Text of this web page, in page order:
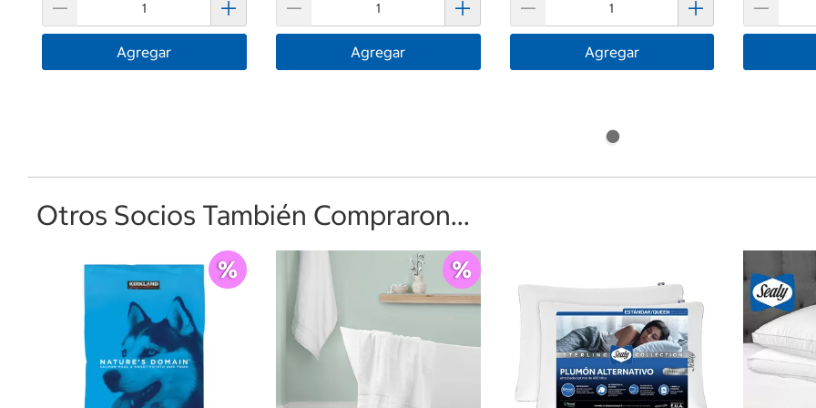
Agregar Agregar Agregar
Otros Socios También Compraron...